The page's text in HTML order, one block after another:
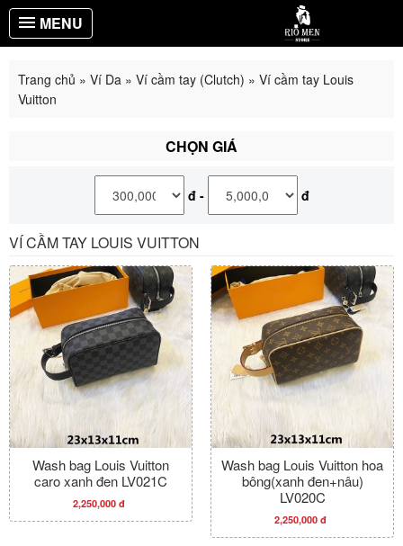
MENU
Trang chủ » Ví Da » Ví cầm tay (Clutch) » Ví cầm tay Louis
Vuitton
CHỌN GIÁ
đ - đ
VÍ CẦM TAY LOUIS VUITTON
Wash bag Louis Vuitton
caro xanh đen LV021C
2,250,000 đ
Wash bag Louis Vuitton hoa
bông(xanh đen+nâu)
LV020C
2,250,000 đ